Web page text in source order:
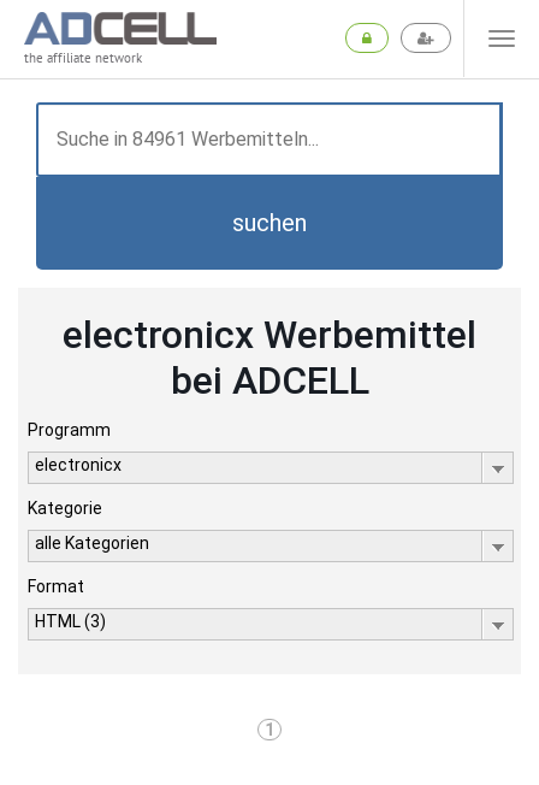
the affiliate network
suchen
electronicx Werbemittel
bei ADCELL
Programm
electronicx
Kategorie
alle Kategorien
Format
HTML (3)
1